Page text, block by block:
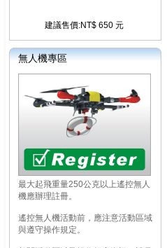
建議售價:NT$ 650 元
無人機專區
最大起飛重量250公克以上遙控無人
機應辦理註冊。
遙控無人機活動前，應注意活動區域
與遵守操作規定。